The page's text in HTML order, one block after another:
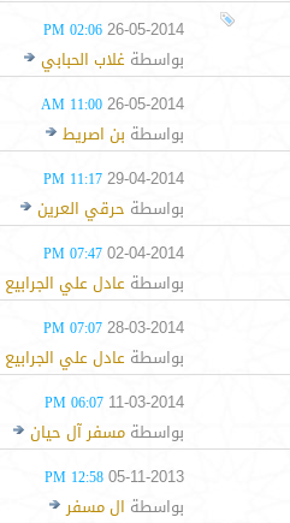
26-05-2014
02:06 PM
بواسطةغلاب الحبابي
26-05-2014
11:00 AM
بواسطة بن اصريط
29-04-2014
11:17 PM
بواسطة حرقي العرين
02-04-2014
07:47 PM
بواسطةعادل علي الجرابيع
28-03-2014
07:07 PM
بواسطةعادل علي الجرابيع
11-03-2014
06:07 PM
بواسطةمسفر آل حيان
05-11-2013
12:58 PM
بواسطة ال مسفر